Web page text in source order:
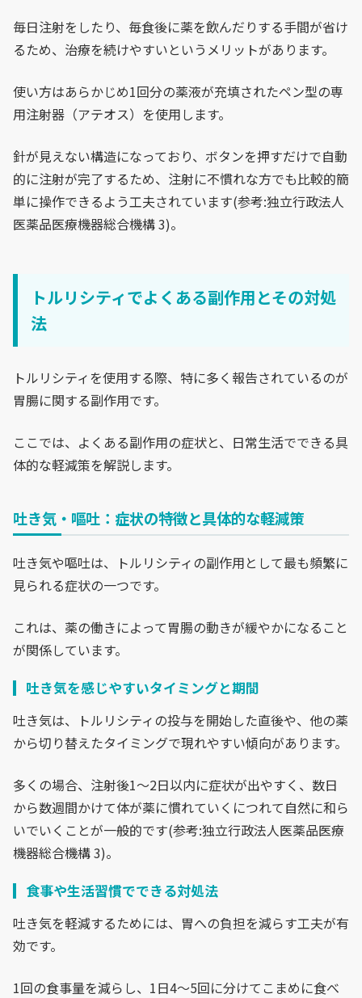
毎日注射をしたり、毎食後に薬を飲んだりする手間が省け
るため、治療を続けやすいというメリットがあります。
使い方はあらかじめ1回分の薬液が充填されたペン型の専
用注射器（アテオス）を使用します。
針が見えない構造になっており、ボタンを押すだけで自動
的に注射が完了するため、注射に不慣れな方でも比較的簡
単に操作できるよう工夫されています(参考:独立行政法人
医薬品医療機器総合機構 3)。
トルリシティでよくある副作用とその対処
法
トルリシティを使用する際、特に多く報告されているのが
胃腸に関する副作用です。
ここでは、よくある副作用の症状と、日常生活でできる具
体的な軽減策を解説します。
吐き気・嘔吐：症状の特徴と具体的な軽減策
吐き気や嘔吐は、トルリシティの副作用として最も頻繁に
見られる症状の一つです。
これは、薬の働きによって胃腸の動きが緩やかになること
が関係しています。
吐き気を感じやすいタイミングと期間
吐き気は、トルリシティの投与を開始した直後や、他の薬
から切り替えたタイミングで現れやすい傾向があります。
多くの場合、注射後1〜2日以内に症状が出やすく、数日
から数週間かけて体が薬に慣れていくにつれて自然に和ら
いでいくことが一般的です(参考:独立行政法人医薬品医療
機器総合機構 3)。
食事や生活習慣でできる対処法
吐き気を軽減するためには、胃への負担を減らす工夫が有
効です。
1回の食事量を減らし、1日4〜5回に分けてこまめに食べ